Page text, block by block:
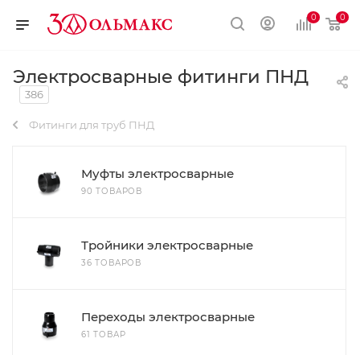
0 0
Электросварные фитинги ПНД
386
Фитинги для труб ПНД
Муфты электросварные
90 ТОВАРОВ
Тройники электросварные
36 ТОВАРОВ
Переходы электросварные
61 ТОВАР